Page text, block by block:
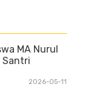
MA Nurul
Santri
2026-05-11